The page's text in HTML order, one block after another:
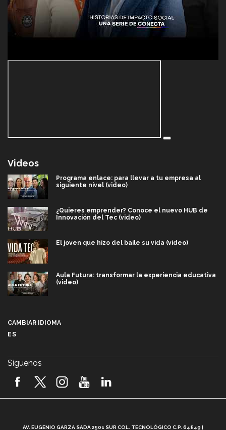
Videos
Programa enlace: para llevar a tu empresa al
siguiente nivel (video)
¿Quieres emprender? Conoce el nuevo HUB de
Innovación del Tec (video)
El joven que hizo del baile su vida (video)
Aula Futura: transformar la experiencia educativa
(video)
2026! (video)
CAMBIAR IDIOMA
ES
Síguenos
AV. EUGENIO GARZA SADA 2501 SUR COL. TECNOLÓGICO C.P. 64849 |